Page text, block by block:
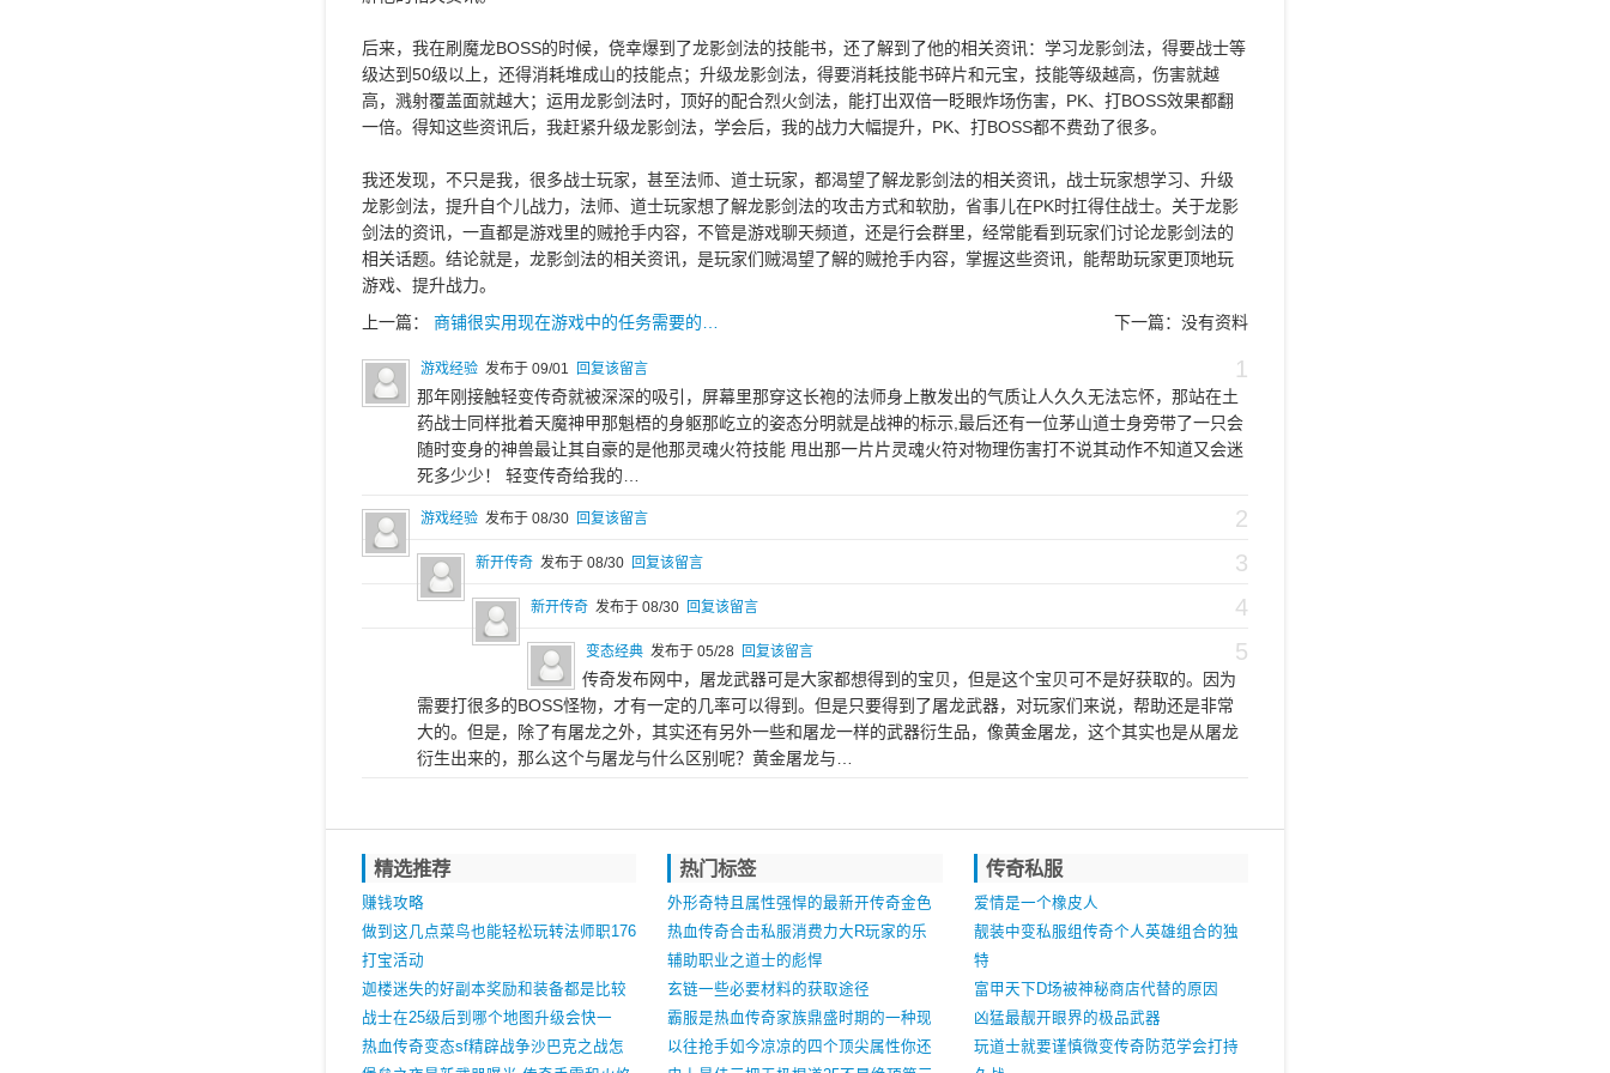
后来，我在刷魔龙BOSS的时候，侥幸爆到了龙影剑法的技能书，还了解到了他的相关资讯：学习龙影剑法，得要战士等
级达到50级以上，还得消耗堆成山的技能点；升级龙影剑法，得要消耗技能书碎片和元宝，技能等级越高，伤害就越
高，溅射覆盖面就越大；运用龙影剑法时，顶好的配合烈火剑法，能打出双倍一眨眼炸场伤害，PK、打BOSS效果都翻
一倍。得知这些资讯后，我赶紧升级龙影剑法，学会后，我的战力大幅提升，PK、打BOSS都不费劲了很多。
我还发现，不只是我，很多战士玩家，甚至法师、道士玩家，都渴望了解龙影剑法的相关资讯，战士玩家想学习、升级
龙影剑法，提升自个儿战力，法师、道士玩家想了解龙影剑法的攻击方式和软肋，省事儿在PK时扛得住战士。关于龙影
剑法的资讯，一直都是游戏里的贼抢手内容，不管是游戏聊天频道，还是行会群里，经常能看到玩家们讨论龙影剑法的
相关话题。结论就是，龙影剑法的相关资讯，是玩家们贼渴望了解的贼抢手内容，掌握这些资讯，能帮助玩家更顶地玩
游戏、提升战力。
上一篇： 商铺很实用现在游戏中的任务需要的… 下一篇： 没有资料
1
游戏经验 发布于 09/01 回复该留言
那年刚接触轻变传奇就被深深的吸引，屏幕里那穿这长袍的法师身上散发出的气质让人久久无法忘怀，那站在土
药战士同样批着天魔神甲那魁梧的身躯那屹立的姿态分明就是战神的标示,最后还有一位茅山道士身旁带了一只会
随时变身的神兽最让其自豪的是他那灵魂火符技能 甩出那一片片灵魂火符对物理伤害打不说其动作不知道又会迷
死多少少！ 轻变传奇给我的…
2
游戏经验 发布于 08/30 回复该留言
3
新开传奇 发布于 08/30 回复该留言
4
新开传奇 发布于 08/30 回复该留言
5
变态经典 发布于 05/28 回复该留言
传奇发布网中，屠龙武器可是大家都想得到的宝贝，但是这个宝贝可不是好获取的。因为
需要打很多的BOSS怪物，才有一定的几率可以得到。但是只要得到了屠龙武器，对玩家们来说，帮助还是非常
大的。但是，除了有屠龙之外，其实还有另外一些和屠龙一样的武器衍生品，像黄金屠龙，这个其实也是从屠龙
衍生出来的，那么这个与屠龙与什么区别呢？黄金屠龙与…
精选推荐
赚钱攻略
做到这几点菜鸟也能轻松玩转法师职176
大极品业
打宝活动
迦楼迷失的好副本奖励和装备都是比较
战士在25级后到哪个地图升级会快一
些？
热血传奇变态sf精辟战争沙巴克之战怎
热门标签
外形奇特且属性强悍的最新开传奇金色
装备星王护腕
热血传奇合击私服消费力大R玩家的乐
园是怎么炼成的
辅助职业之道士的彪悍
玄链一些必要材料的获取途径
霸服是热血传奇家族鼎盛时期的一种现
象
以往抢手如今凉凉的四个顶尖属性你还
传奇私服
爱情是一个橡皮人
靓装中变私服组传奇个人英雄组合的独
特
富甲天下D场被神秘商店代替的原因
凶猛最靓开眼界的极品武器
玩道士就要谨慎微变传奇防范学会打持